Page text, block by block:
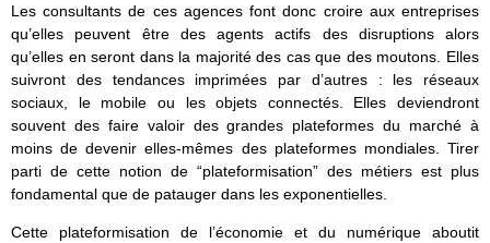
Les consultants de ces agences font donc croire aux entreprises
qu’elles peuvent être des agents actifs des disruptions alors
qu’elles en seront dans la majorité des cas que des moutons. Elles
suivront des tendances imprimées par d’autres : les réseaux
sociaux, le mobile ou les objets connectés. Elles deviendront
souvent des faire valoir des grandes plateformes du marché à
moins de devenir elles-mêmes des plateformes mondiales. Tirer
parti de cette notion de “plateformisation” des métiers est plus
fondamental que de patauger dans les exponentielles.
Cette plateformisation de l’économie et du numérique aboutit